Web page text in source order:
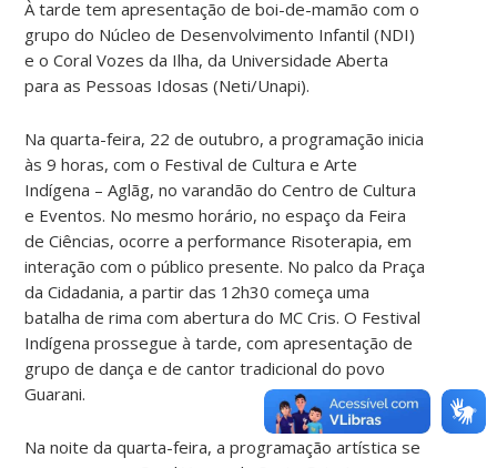
À tarde tem apresentação de boi-de-mamão com o
grupo do Núcleo de Desenvolvimento Infantil (NDI)
e o Coral Vozes da Ilha, da Universidade Aberta
para as Pessoas Idosas (Neti/Unapi).
Na quarta-feira, 22 de outubro, a programação inicia
às 9 horas, com o Festival de Cultura e Arte
Indígena – Aglãg, no varandão do Centro de Cultura
e Eventos. No mesmo horário, no espaço da Feira
de Ciências, ocorre a performance Risoterapia, em
interação com o público presente. No palco da Praça
da Cidadania, a partir das 12h30 começa uma
batalha de rima com abertura do MC Cris. O Festival
Indígena prossegue à tarde, com apresentação de
grupo de dança e de cantor tradicional do povo
Guarani.
Na noite da quarta-feira, a programação artística se